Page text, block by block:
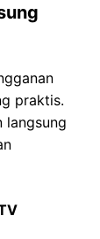
praktis.
langsung